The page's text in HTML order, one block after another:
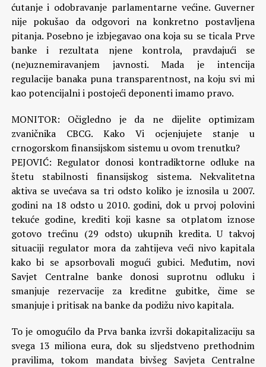
ćutanje i odobravanje parlamentarne većine. Guverner
nije pokušao da odgovori na konkretno postavljena
pitanja. Posebno je izbjegavao ona koja su se ticala Prve
banke i rezultata njene kontrola, pravdajući se
(ne)uznemiravanjem javnosti. Mada je intencija
regulacije banaka puna transparentnost, na koju svi mi
kao potencijalni i postojeći deponenti imamo pravo.
MONITOR: Očigledno je da ne dijelite optimizam
zvaničnika CBCG. Kako Vi ocjenjujete stanje u
crnogorskom finansijskom sistemu u ovom trenutku?
PEJOVIĆ: Regulator donosi kontradiktorne odluke na
štetu stabilnosti finansijskog sistema. Nekvalitetna
aktiva se uvećava sa tri odsto koliko je iznosila u 2007.
godini na 18 odsto u 2010. godini, dok u prvoj polovini
tekuće godine, krediti koji kasne sa otplatom iznose
gotovo trećinu (29 odsto) ukupnih kredita. U takvoj
situaciji regulator mora da zahtijeva veći nivo kapitala
kako bi se apsorbovali mogući gubici. Međutim, novi
Savjet Centralne banke donosi suprotnu odluku i
smanjuje rezervacije za kreditne gubitke, čime se
smanjuje i pritisak na banke da podižu nivo kapitala.
To je omogućilo da Prva banka izvrši dokapitalizaciju sa
svega 13 miliona eura, dok su sljedstveno prethodnim
pravilima, tokom mandata bivšeg Savjeta Centralne